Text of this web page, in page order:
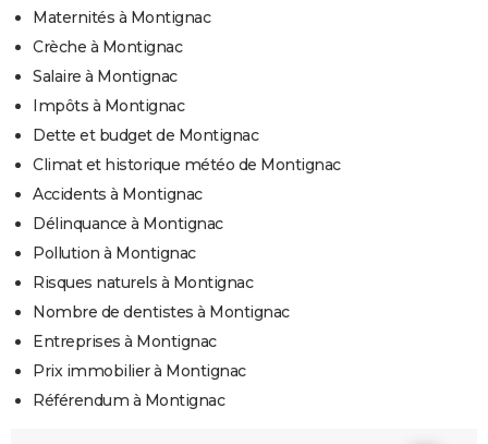
Maternités à Montignac
Crèche à Montignac
Salaire à Montignac
Impôts à Montignac
Dette et budget de Montignac
Climat et historique météo de Montignac
Accidents à Montignac
Délinquance à Montignac
Pollution à Montignac
Risques naturels à Montignac
Nombre de dentistes à Montignac
Entreprises à Montignac
Prix immobilier à Montignac
Référendum à Montignac